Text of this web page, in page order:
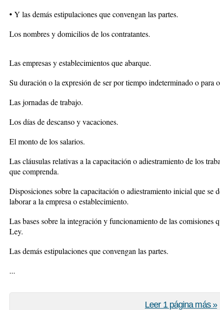
• Y las demás estipulaciones que convengan las partes.
Los nombres y domicilios de los contratantes.
Las empresas y establecimientos que abarque.
Su duración o la expresión de ser por tiempo indeterminado o para
Las jornadas de trabajo.
Los días de descanso y vacaciones.
El monto de los salarios.
Las cláusulas relativas a la capacitación o adiestramiento de los
que comprenda.
Disposiciones sobre la capacitación o adiestramiento inicial que se
laborar a la empresa o establecimiento.
Las bases sobre la integración y funcionamiento de las comisiones
Ley.
Las demás estipulaciones que convengan las partes.
...
Leer 1 página más »